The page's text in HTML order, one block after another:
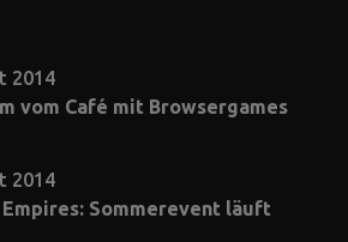
2014
vom Café mit Browsergames
2014
Sommerevent läuft